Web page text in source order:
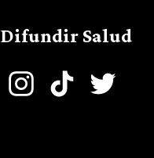
Difundir Salud
InstagramTikTok